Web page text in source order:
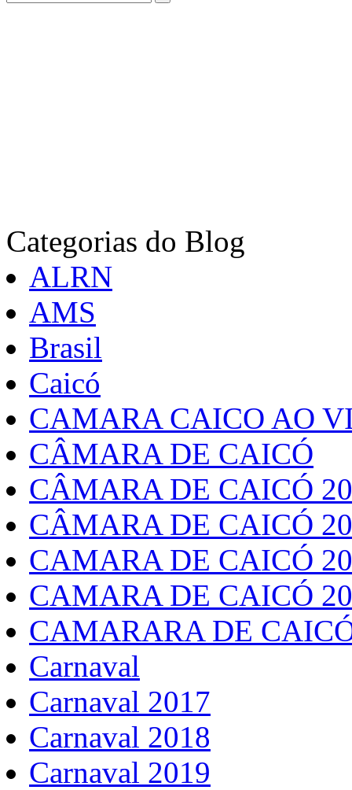
Categorias do Blog
ALRN
AMS
Brasil
Caicó
CAMARA CAICO AO
CÂMARA DE CAICÓ
CÂMARA DE CAICÓ
CÂMARA DE CAICÓ
CAMARA DE CAICÓ
CAMARA DE CAICÓ
CAMARARA DE
Carnaval
Carnaval 2017
Carnaval 2018
Carnaval 2019